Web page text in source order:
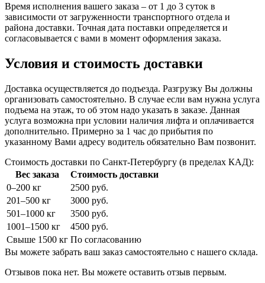
Время исполнения вашего заказа – от 1 до 3 суток в
зависимости от загруженности транспортного отдела и
района доставки. Точная дата поставки определяется и
согласовывается с вами в момент оформления заказа.
Условия и стоимость доставки
Доставка осуществляется до подъезда. Разгрузку Вы должны
организовать самостоятельно. В случае если вам нужна услуга
подъема на этаж, то об этом надо указать в заказе. Данная
услуга возможна при условии наличия лифта и оплачивается
дополнительно. Примерно за 1 час до прибытия по
указанному Вами адресу водитель обязательно Вам позвонит.
Стоимость доставки по Санкт-Петербургу (в пределах КАД):
Вес заказа
Стоимость доставки
0–200 кг
2500 руб.
201–500 кг
3000 руб.
501–1000 кг
3500 руб.
1001–1500 кг
4500 руб.
Свыше 1500 кг По согласованию
Вы можете забрать ваш заказ самостоятельно с нашего склада.
Отзывов пока нет. Вы можете оставить отзыв первым.